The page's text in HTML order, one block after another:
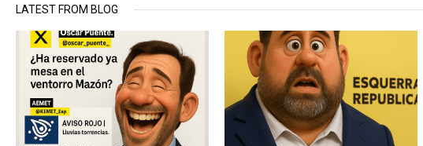
LATEST FROM BLOG